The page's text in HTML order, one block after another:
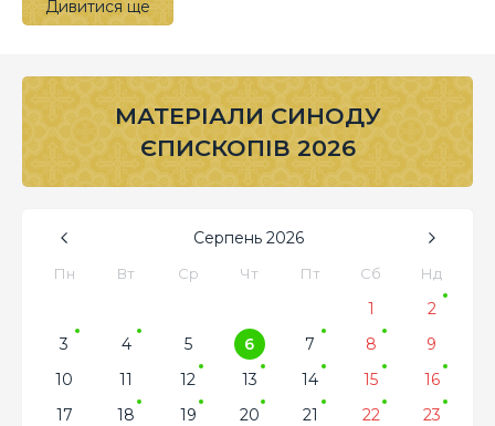
Дивитися ще
МАТЕРІАЛИ СИНОДУ
ЄПИСКОПІВ 2026
Серпень 2026
Пн Вт Ср Чт Пт Сб Нд
1
2
3
4 5 6 7 8
9
10
11 12 13 14 15
16
17
18 19 20 21 22
23